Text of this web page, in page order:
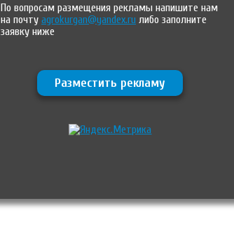
По вопросам размещения рекламы напишите нам
на почтуagrokurgan@yandex.ru либо заполните
заявку ниже
Разместить рекламу